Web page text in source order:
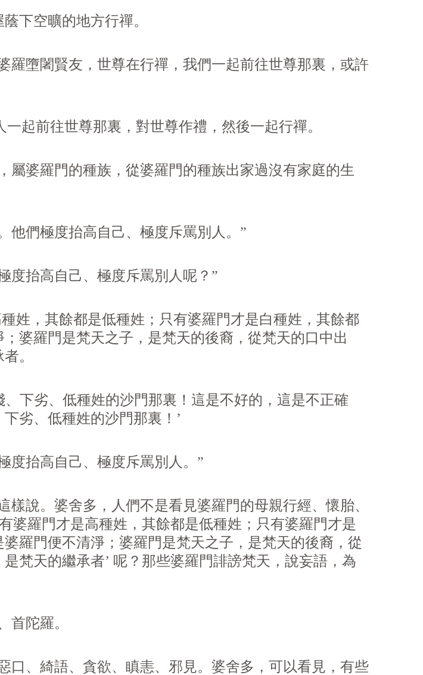
下空曠的地方行禪。
墮闍賢友，世尊在行禪，我們一起前往世尊那裏，或許
前往世尊那裏，對世尊作禮，然後一起行禪。
婆羅門的種族，從婆羅門的種族出家過沒有家庭的生
們極度抬高自己、極度斥罵別人。”
抬高自己、極度斥罵別人呢？”
，其餘都是低種姓；只有婆羅門才是白種姓，其餘都
婆羅門是梵天之子，是梵天的後裔，從梵天的口中出
。
下劣、低種姓的沙門那裏！這是不好的，這是不正確
劣、低種姓的沙門那裏！’
抬高自己、極度斥罵別人。”
說。婆舍多，人們不是看見婆羅門的母親行經、懷胎、
婆羅門才是高種姓，其餘都是低種姓；只有婆羅門才是
羅門便不清淨；婆羅門是梵天之子，是梵天的後裔，從
梵天的繼承者’ 呢？那些婆羅門誹謗梵天，說妄語，為
陀羅。
口、綺語、貪欲、瞋恚、邪見。婆舍多，可以看見，有些